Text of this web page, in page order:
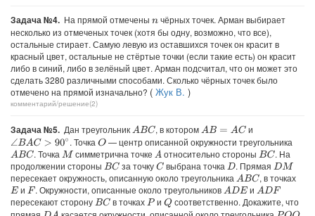
Задача №4. На прямой отмечены nчёрных точек. Арман выбирает
несколько из отмеченых точек (хотя бы одну, возможно, что все),
остальные стирает. Самую левую из оставшихся точек он красит в
красный цвет, остальные не стёртые точки (если такие есть) он красит
либо в синий, либо в зелёный цвет. Арман подсчитал, что он может это
сделать 3280 различными способами. Сколько чёрных точек было
отмечено на прямой изначально? ( Жук В. )
комментарий/решение(2)
Задача №5. Дан треугольникABC , в которомAB= AC
и
∠BAC> 90∘ . ТочкаO— центр описанной окружности треугольника
ABC . Точка M симметрична точке A относительно стороны BC . На
продолжении стороны BC за точкуC выбрана точка D . Прямая DM
пересекает окружность, описанную около треугольника ABC , в точках
E и F . Окружности, описанные около треугольниковADE и ADF
пересекают сторонуBC в точкахP иQсоответственно. Докажите, что